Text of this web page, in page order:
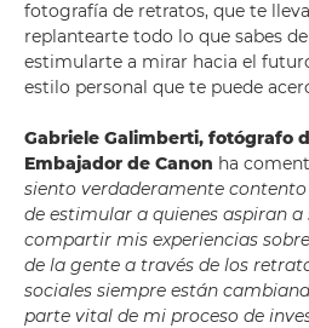
fotografía de retratos, que te
replantearte todo lo que sabes
estimularte a mirar hacia el
estilo personal que te puede
Gabriele Galimberti, fotógrafo
Embajador de Canon ha
siento verdaderamente
de estimular a quienes aspiran
compartir mis experiencias
de la gente a través de los
sociales siempre están
parte vital de mi proceso de